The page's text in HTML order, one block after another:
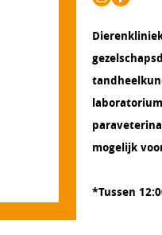
mogelijk
*Tussen